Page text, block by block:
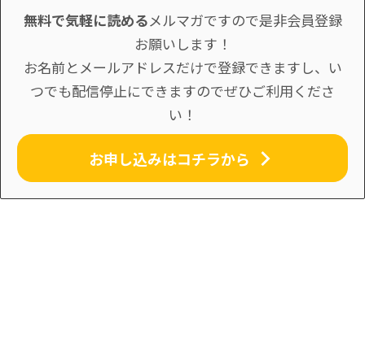
無料で気軽に読めるメルマガですので是非会員登録
お願いします！
お名前とメールアドレスだけで登録できますし、い
つでも配信停止にできますのでぜひご利用くださ
い！
お申し込みはコチラから